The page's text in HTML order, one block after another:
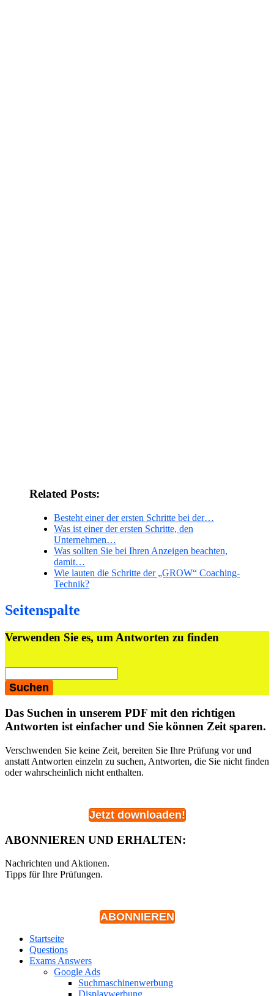
Related Posts:
Besteht einer der ersten Schritte bei der…
Was ist einer der ersten Schritte, den
Unternehmen…
Was sollten Sie bei Ihren Anzeigen beachten,
damit…
Wie lauten die Schritte der „GROW“ Coaching-
Technik?
Seitenspalte
Verwenden Sie es, um Antworten zu finden
Das Suchen in unserem PDF mit den richtigen
Antworten ist einfacher und Sie können Zeit sparen.
Verschwenden Sie keine Zeit, bereiten Sie Ihre Prüfung vor und
anstatt Antworten einzeln zu suchen, Antworten, die Sie nicht finden
oder wahrscheinlich nicht enthalten.
Jetzt downloaden!
ABONNIEREN UND ERHALTEN:
Nachrichten und Aktionen.
Tipps für Ihre Prüfungen.
ABONNIEREN
Startseite
Questions
Exams Answers
Google Ads
Suchmaschinenwerbung